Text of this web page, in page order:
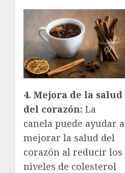
4. Mejora de la salud
del corazón: La
canela puede ayudar a
mejorar la salud del
corazón al reducir los
niveles de colesterol